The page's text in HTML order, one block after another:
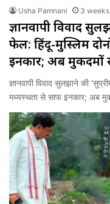
Usha Pamnani 3
ज्ञानवापी विवाद
फेल: हिंदू-मुस्लिम
इनकार; अब मुकदमों
ज्ञानवापी विवाद सुलझाने की
मध्यस्थता से साफ इनकार; अब